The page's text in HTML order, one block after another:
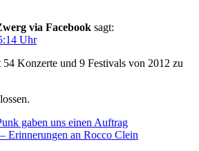
via Facebook sagt:
Uhr
Konzerte und 9 Festivals von 2012 zu
gaben uns einen Auftrag
Erinnerungen an Rocco Clein